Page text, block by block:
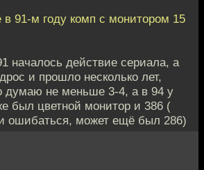
91-м году комп с монитором 15
началось действие сериала, а
и прошло несколько лет,
думаю не меньше 3-4, а в 94 у
был цветной монитор и 386 (
ошибаться, может ещё был 286)